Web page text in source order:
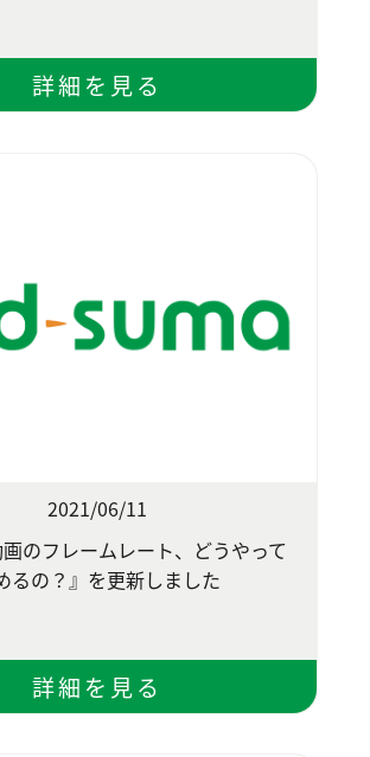
2021/06/11
のフレームレート、どうやって
るの？』を更新しました